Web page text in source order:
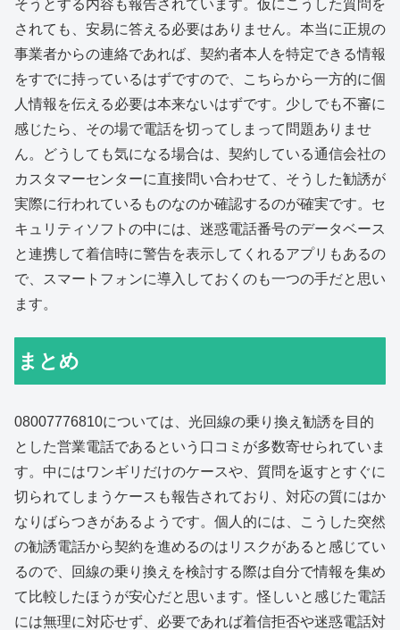
そうとする内容も報告されています。仮にこうした質問を
されても、安易に答える必要はありません。本当に正規の
事業者からの連絡であれば、契約者本人を特定できる情報
をすでに持っているはずですので、こちらから一方的に個
人情報を伝える必要は本来ないはずです。少しでも不審に
感じたら、その場で電話を切ってしまって問題ありませ
ん。どうしても気になる場合は、契約している通信会社の
カスタマーセンターに直接問い合わせて、そうした勧誘が
実際に行われているものなのか確認するのが確実です。セ
キュリティソフトの中には、迷惑電話番号のデータベース
と連携して着信時に警告を表示してくれるアプリもあるの
で、スマートフォンに導入しておくのも一つの手だと思い
ます。
まとめ
08007776810については、光回線の乗り換え勧誘を目的
とした営業電話であるという口コミが多数寄せられていま
す。中にはワンギリだけのケースや、質問を返すとすぐに
切られてしまうケースも報告されており、対応の質にはか
なりばらつきがあるようです。個人的には、こうした突然
の勧誘電話から契約を進めるのはリスクがあると感じてい
るので、回線の乗り換えを検討する際は自分で情報を集め
て比較したほうが安心だと思います。怪しいと感じた電話
には無理に対応せず、必要であれば着信拒否や迷惑電話対